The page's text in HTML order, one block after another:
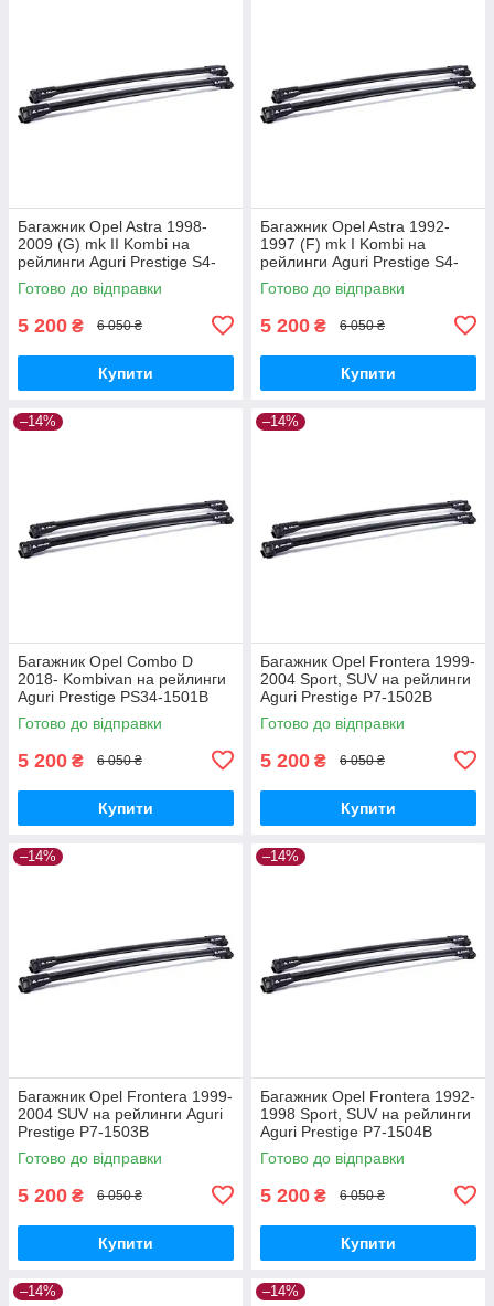
Багажник Opel Astra 1998-
2009 (G) mk II Kombi на
рейлинги Aguri Prestige S4-
1499B
Готово до відправки
5 200 ₴ 6 050 ₴
Купити
Багажник Opel Astra 1992-
1997 (F) mk I Kombi на
рейлинги Aguri Prestige S4-
1500B
Готово до відправки
5 200 ₴ 6 050 ₴
Купити
–14%
Багажник Opel Combo D
2018- Kombivan на рейлинги
Aguri Prestige PS34-1501B
Готово до відправки
5 200 ₴ 6 050 ₴
Купити
–14%
Багажник Opel Frontera 1999-
2004 Sport, SUV на рейлинги
Aguri Prestige P7-1502B
Готово до відправки
5 200 ₴ 6 050 ₴
Купити
–14%
Багажник Opel Frontera 1999-
2004 SUV на рейлинги Aguri
Prestige P7-1503B
Готово до відправки
5 200 ₴ 6 050 ₴
Купити
–14%
Багажник Opel Frontera 1992-
1998 Sport, SUV на рейлинги
Aguri Prestige P7-1504B
Готово до відправки
5 200 ₴ 6 050 ₴
Купити
–14% –14%